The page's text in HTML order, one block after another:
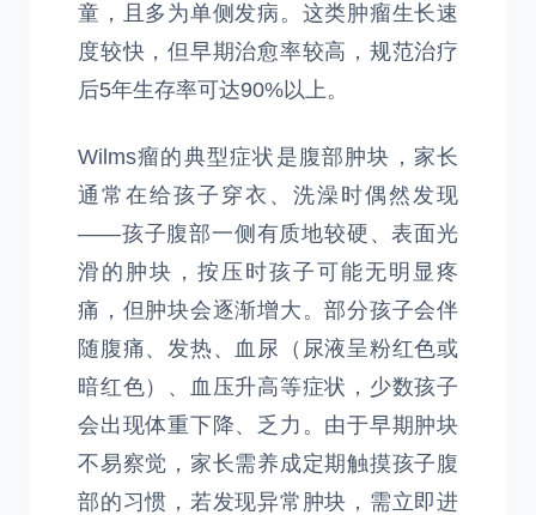
童，且多为单侧发病。这类肿瘤生长速
度较快，但早期治愈率较高，规范治疗
后5年生存率可达90%以上。
Wilms瘤的典型症状是腹部肿块，家长
通常在给孩子穿衣、洗澡时偶然发现
——孩子腹部一侧有质地较硬、表面光
滑的肿块，按压时孩子可能无明显疼
痛，但肿块会逐渐增大。部分孩子会伴
随腹痛、发热、血尿（尿液呈粉红色或
暗红色）、血压升高等症状，少数孩子
会出现体重下降、乏力。由于早期肿块
不易察觉，家长需养成定期触摸孩子腹
部的习惯，若发现异常肿块，需立即进